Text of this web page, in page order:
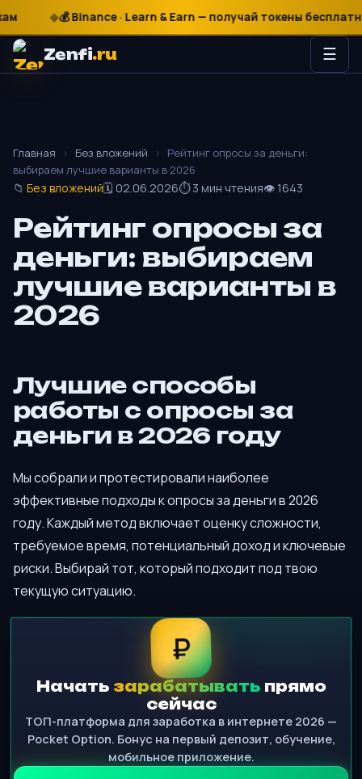
₽
$
€💰 Binance · Learn & Earn — получай токены бесплатно
Zenfi.ru ☰
Главная › Без вложений ›
Рейтинг опросы за деньги:
выбираем лучшие варианты в 2026
📁 Без вложений🗓 02.06.2026⏱ 3 мин чтения👁 1643
Рейтинг опросы за
деньги: выбираем
лучшие варианты в
2026
Лучшие способы
работы с опросы за
деньги в 2026 году
Мы собрали и протестировали наиболее
эффективные подходы к опросы за деньги в 2026
году. Каждый метод включает оценку сложности,
требуемое время, потенциальный доход и ключевые
риски. Выбирай тот, который подходит под твою
текущую ситуацию.
₽
Начать зарабатывать прямо
сейчас
ТОП-платформа для заработка в интернете 2026 —
Pocket Option. Бонус на первый депозит, обучение,
мобильное приложение.